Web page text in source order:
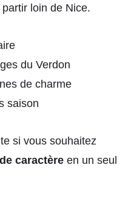
partir loin de Nice.
du Verdon
de charme
saison
si vous souhaitez
caractère en un seul